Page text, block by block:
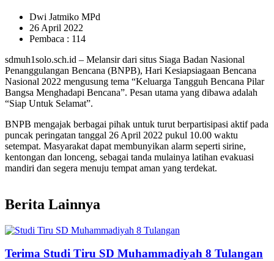
Dwi Jatmiko MPd
26 April 2022
Pembaca : 114
sdmuh1solo.sch.id – Melansir dari situs Siaga Badan Nasional
Penanggulangan Bencana (BNPB), Hari Kesiapsiagaan Bencana
Nasional 2022 mengusung tema “Keluarga Tangguh Bencana Pilar
Bangsa Menghadapi Bencana”. Pesan utama yang dibawa adalah
“Siap Untuk Selamat”.
BNPB mengajak berbagai pihak untuk turut berpartisipasi aktif pada
puncak peringatan tanggal 26 April 2022 pukul 10.00 waktu
setempat. Masyarakat dapat membunyikan alarm seperti sirine,
kentongan dan lonceng, sebagai tanda mulainya latihan evakuasi
mandiri dan segera menuju tempat aman yang terdekat.
Berita Lainnya
Terima Studi Tiru SD Muhammadiyah 8 Tulangan